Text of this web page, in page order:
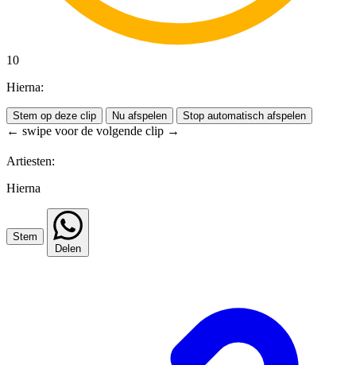
10
Hierna:
Stem op deze clip Nu afspelen Stop automatisch afspelen
← swipe voor de volgende clip →
Artiesten:
Hierna
Stem
Delen